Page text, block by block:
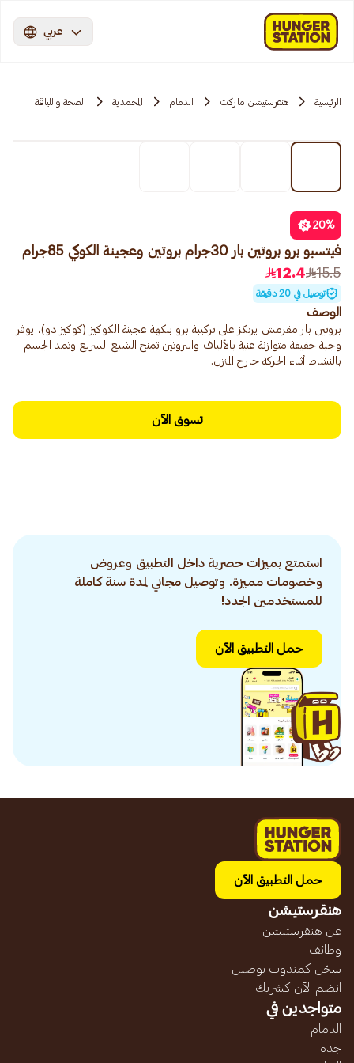
عربي
الرئيسية هنقرستيشن ماركت الدمام المحمدية الصحة واللياقة
20%
فيتسبو برو بروتين بار 30جرام بروتين وعجينة الكوكي 85جرام
15.5
12.4
توصيل في 20 دقيقة
الوصف
بروتين بار مقرمش يرتكز على تركيبة برو بنكهة عجينة الكوكيز (كوكيز دو)، يوفر
وجبة خفيفة متوازنة غنية بالألياف والبروتين تمنح الشبع السريع وتمد الجسم
بالنشاط أثناء الحركة خارج المنزل.
تسوق الآن
استمتع بميزات حصرية داخل التطبيق وعروض
وخصومات مميزة. وتوصيل مجاني لمدة سنة كاملة
للمستخدمين الجدد!
حمل التطبيق الآن
حمل التطبيق الآن
هنقرستيشن
عن هنقرستيشن
وظائف
سجّل كمندوب توصيل
انضم الآن كشريك
متواجدين في
الدمام
جده